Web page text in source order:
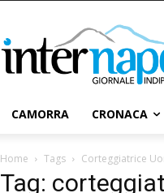
CAMORRA CRONACA
Home Tags Corteggiatrice
Tag: